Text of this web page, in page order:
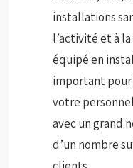
installations
l’activité et à
équipé en
important
votre
avec un grand
d’un nombre